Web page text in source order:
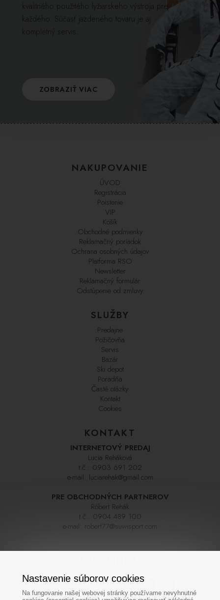
kvalitného použitého lyžiarskeho výstroja pre
každého. Súčasť jazdeného tovaru je aj
kompletný servis.
ZOBRAZIŤ VIAC
NAKUPOVANIE
ÚVOD
Registrácia
Poistenie
VIP
Košík
Obchodné podmienky
Reklamačný poriadok
Ochrana osobných údajov
Platforma RSO
Newsletter
Reklamačný formulár
Odstúpenie od zmluvy
SLUŽBY
Predajne
Požičovňa
Servis
Bazár
Ski depot
Poradňa
Časté otázky
Kontakt
Cookies
KONTAKT
INTERNETOVÝ PREDAJ
Lucia Reháková
t.č.: 0903 691 202
e-mail: luciarehak@gmail.com
PRE OBCHODNÝCH PARTNEROV
Róbert Rehák
t.č.: 0904 489 100
e-mail: robert77@suwisport.com
02 / 43 33 00 54
Nastavenie súborov cookies
Na fungovanie našej webovej stránky používame nevyhnutné